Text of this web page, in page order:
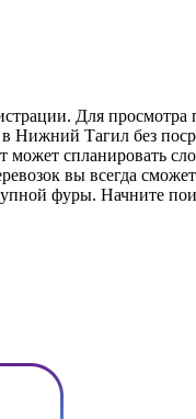
Для просмотра
Нижний Тагил без
спланировать
вы всегда
фуры. Начните